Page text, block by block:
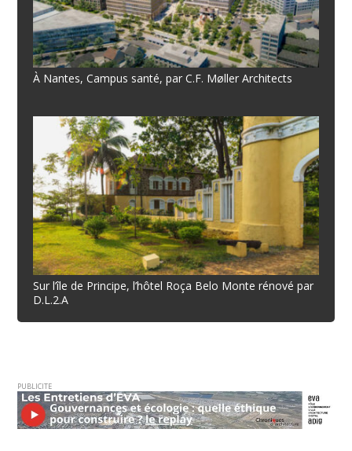
À Nantes, Campus santé, par C.F. Møller Architects
Sur l’île de Principe, l’hôtel Roça Belo Monte rénové par
D.L.2.A
PUBLICITE